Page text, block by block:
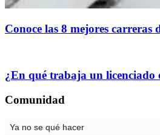
Conoce las 8 mejores carreras
¿En qué trabaja un licenciado
Comunidad